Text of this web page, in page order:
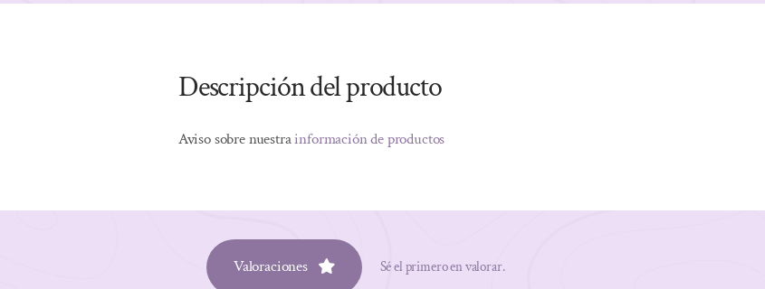
Descripción del producto
Aviso sobre nuestrainformación de productos
Valoraciones Sé el primero en valorar.